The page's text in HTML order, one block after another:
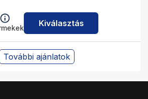
Kiválasztás
További ajánlatok